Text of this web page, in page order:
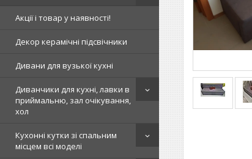
Акції і товар у наявності!
Декор керамічні підсвічники
Дивани для вузької кухні
Диванчики для кухні, лавки в
приймальню, зал очікування,
хол
Кухонні кутки зі спальним
місцем всі моделі